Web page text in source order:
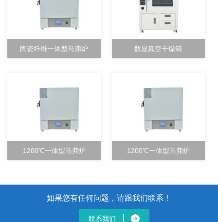
陶瓷纤维一体型马弗炉 数显真空干燥箱
1200℃一体型马弗炉 1200℃一体型马弗炉
如果您有任何问题，请跟我们联系！
联系我们